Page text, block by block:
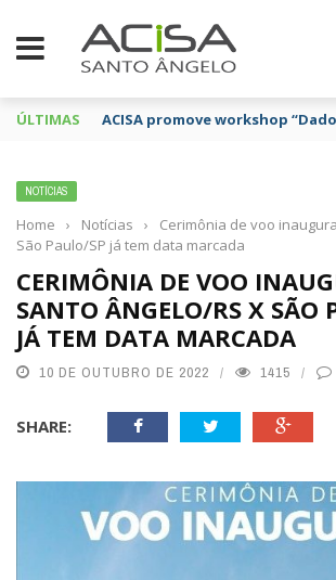
ÚLTIMAS ACISA promove workshop
NOTÍCIAS
Home › Notícias ›
Cerimônia de voo
São Paulo/SP já tem data marcada
CERIMÔNIA DE VOO
SANTO ÂNGELO/RS X SÃO
JÁ TEM DATA MARCADA
10 DE OUTUBRO DE 2022 1415
SHARE: